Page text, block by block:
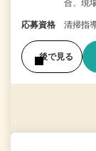
合、現
応募資格 清掃指
後で見る